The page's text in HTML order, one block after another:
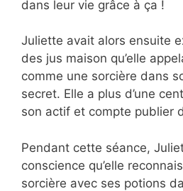
dans leur vie grâce à ça !
Juliette avait alors ensuite
des jus maison qu’elle
comme une sorcière dans
secret. Elle a plus d’une
son actif et compte publier
Pendant cette séance,
conscience qu’elle
sorcière avec ses potions